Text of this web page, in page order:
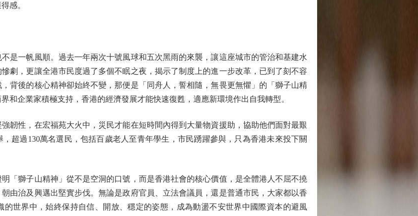
感。
一帆風順。過去一年兩次十號風球和五次黑雨的來襲，讓這座城市的管治和基建水
劇，更讓全港市民度過了多個不眠之夜，揭示了制度上的進一步改革，已到了刻不容
背後的核心精神卻始終不變，那便是「同舟人，誓相隨，無畏更無懼」的「獅子山精
和企業家積極支持，香港的經濟發展才能快速復甦，適應新環境作出自我轉型。
性，在宏福苑大火中，災民才能在短時間內得到大量物資援助，協助他們面對最艱
超過130萬名選民，包括百歲老人至青年學生，市民踴躍參與，只為香港未來投下關
獅子山精神」從不是空洞的口號，而是香港社會的核心價值，是全體港人不屈不撓
由治及興邁出堅實步伐。無論是政府官員、立法會議員，還是普通市民，大家都以香
世界中，始終保持自信、開放、穩定的姿態，成為動盪不安世界中國際資本的避風